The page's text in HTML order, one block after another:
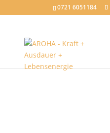
0721 6051184